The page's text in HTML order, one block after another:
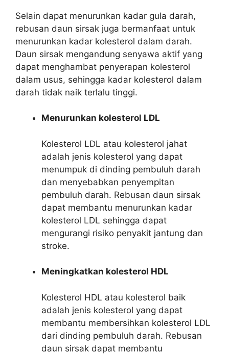
Selain dapat menurunkan kadar gula darah,
rebusan daun sirsak juga bermanfaat untuk
menurunkan kadar kolesterol dalam darah.
Daun sirsak mengandung senyawa aktif yang
dapat menghambat penyerapan kolesterol
dalam usus, sehingga kadar kolesterol dalam
darah tidak naik terlalu tinggi.
Menurunkan kolesterol LDL
Kolesterol LDL atau kolesterol jahat
adalah jenis kolesterol yang dapat
menumpuk di dinding pembuluh darah
dan menyebabkan penyempitan
pembuluh darah. Rebusan daun sirsak
dapat membantu menurunkan kadar
kolesterol LDL sehingga dapat
mengurangi risiko penyakit jantung dan
stroke.
Meningkatkan kolesterol HDL
Kolesterol HDL atau kolesterol baik
adalah jenis kolesterol yang dapat
membantu membersihkan kolesterol LDL
dari dinding pembuluh darah. Rebusan
daun sirsak dapat membantu